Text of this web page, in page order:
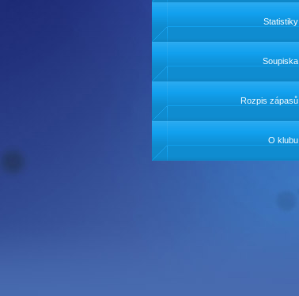
Statistiky
Soupiska
Rozpis zápasů
O klubu